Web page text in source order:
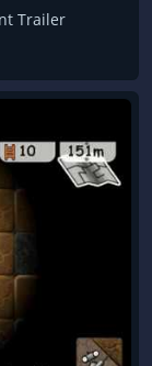
Trailer